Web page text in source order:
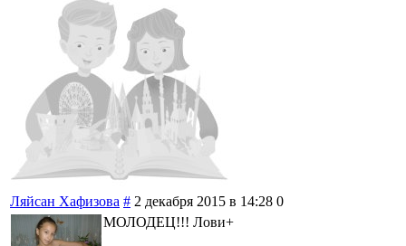
Ляйсан Хафизова # 2 декабря 2015 в 14:28 0
МОЛОДЕЦ!!! Лови+